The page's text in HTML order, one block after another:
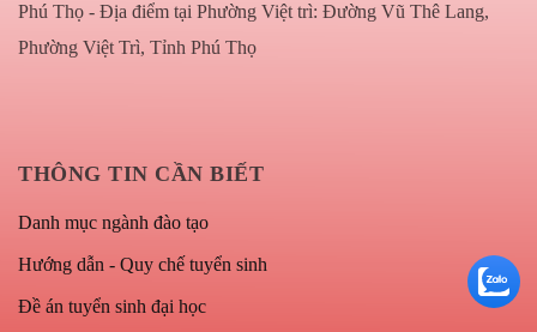
Phú Thọ - Địa điểm tại Phường Việt trì: Đường Vũ Thê Lang,
Phường Việt Trì, Tỉnh Phú Thọ
THÔNG TIN CẦN BIẾT
Danh mục ngành đào tạo
Hướng dẫn - Quy chế tuyển sinh
Đề án tuyển sinh đại học